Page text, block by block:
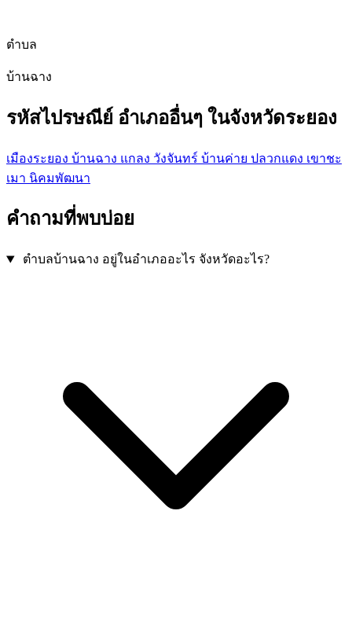
ตำบล
บ้านฉาง
รหัสไปรษณีย์ อำเภออื่นๆ ในจังหวัดระยอง
เมืองระยอง บ้านฉาง แกลง วังจันทร์ บ้านค่าย ปลวกแดง เขาชะ
เมา นิคมพัฒนา
คำถามที่พบบ่อย
ตำบลบ้านฉาง อยู่ในอำเภออะไร จังหวัดอะไร?